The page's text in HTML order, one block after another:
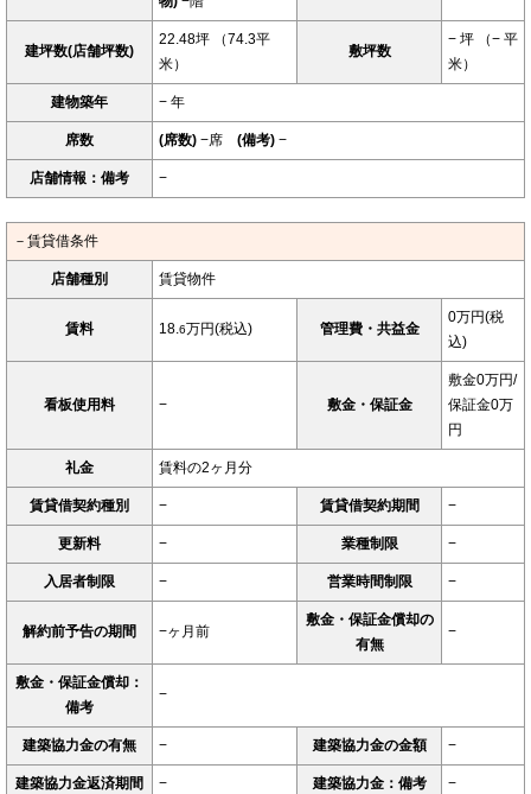
建坪数(店舗坪数)
22.48坪 （74.3平
米）
敷坪数
− 坪 （− 平
米）
建物築年 − 年
席数 (席数) −席 (備考) −
店舗情報：備考 −
－賃貸借条件
店舗種別 賃貸物件
賃料 18.6万円(税込) 管理費・共益金
0万円(税
込)
看板使用料 − 敷金・保証金
敷金0万円/
保証金0万
円
礼金 賃料の2ヶ月分
賃貸借契約種別 − 賃貸借契約期間 −
更新料 − 業種制限 −
入居者制限 − 営業時間制限 −
解約前予告の期間 −ヶ月前
敷金・保証金償却の
有無
−
敷金・保証金償却：
備考
−
建築協力金の有無 − 建築協力金の金額 −
建築協力金返済期間 − 建築協力金：備考 −